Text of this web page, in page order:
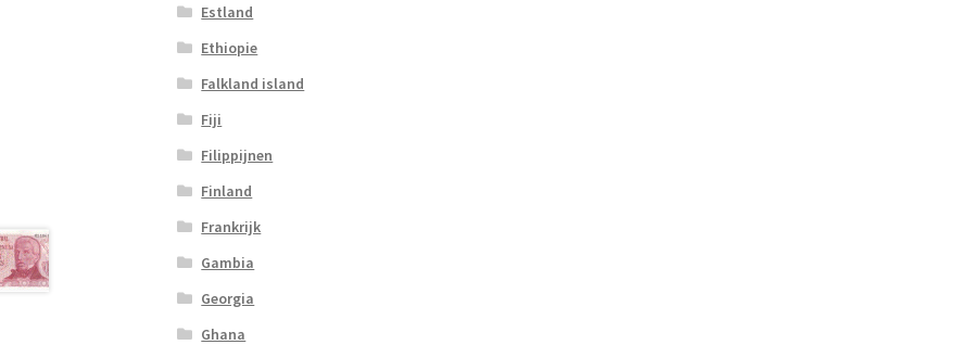
Estland
Ethiopie
Falkland island
Fiji
Filippijnen
Finland
Frankrijk
Gambia
Georgia
Ghana